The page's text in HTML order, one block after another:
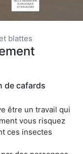
blattes
de cafards
être un travail qui
vous risquez
ces insectes